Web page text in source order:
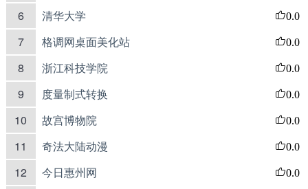
6 清华大学 0.0
7 格调网桌面美化站 0.0
8 浙江科技学院 0.0
9 度量制式转换 0.0
10 故宫博物院 0.0
11 奇法大陆动漫 0.0
12 今日惠州网 0.0